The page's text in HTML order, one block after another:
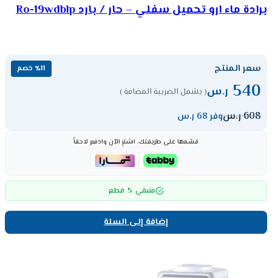
برادة ماء ارو تحميل سفلي – حار / بارد Ro-19wdblp
سعر المنتج ٪11 خصم
540 ر.س( يشمل الضريبة المضافة )
608ر.سوفر 68 ر.س
قسّمها على طريقتك، اشترِ الآن وادفع لاحقاً
متبقي 5 قطع
إضافة إلى السلة